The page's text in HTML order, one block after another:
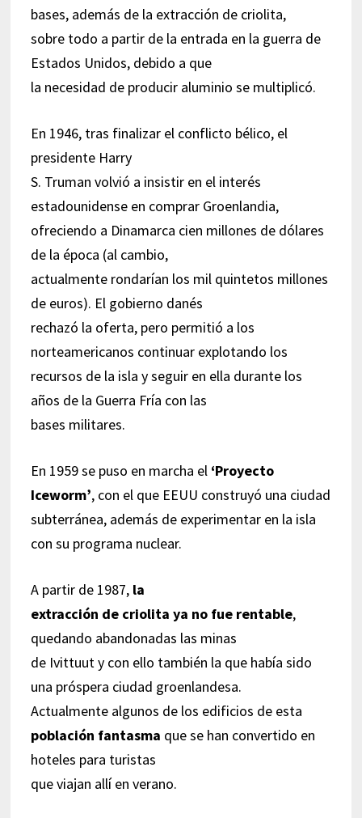
bases, además de la extracción de criolita,
sobre todo a partir de la entrada en la guerra de
Estados Unidos, debido a que
la necesidad de producir aluminio se multiplicó.
En 1946, tras finalizar el conflicto bélico, el
presidente Harry
S. Truman volvió a insistir en el interés
estadounidense en comprar Groenlandia,
ofreciendo a Dinamarca cien millones de dólares
de la época (al cambio,
actualmente rondarían los mil quintetos millones
de euros). El gobierno danés
rechazó la oferta, pero permitió a los
norteamericanos continuar explotando los
recursos de la isla y seguir en ella durante los
años de la Guerra Fría con las
bases militares.
En 1959 se puso en marcha el ‘Proyecto
Iceworm’, con el que EEUU construyó una ciudad
subterránea, además de experimentar en la isla
con su programa nuclear.
A partir de 1987, la
extracción de criolita ya no fue rentable,
quedando abandonadas las minas
de Ivittuut y con ello también la que había sido
una próspera ciudad groenlandesa.
Actualmente algunos de los edificios de esta
población fantasma que se han convertido en
hoteles para turistas
que viajan allí en verano.